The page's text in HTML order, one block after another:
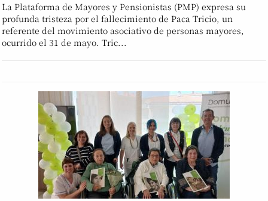
La Plataforma de Mayores y Pensionistas (PMP) expresa su
profunda tristeza por el fallecimiento de Paca Tricio, un
referente del movimiento asociativo de personas mayores,
ocurrido el 31 de mayo. Tric...